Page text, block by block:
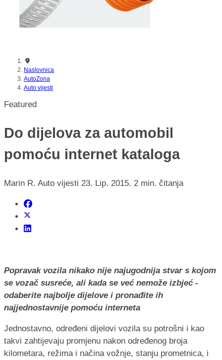
Naslovnica
AutoZona
Auto vijesti
Featured
Do dijelova za automobil
pomoću internet kataloga
Marin R. Auto vijesti 23. Lip. 2015. 2 min. čitanja
Popravak vozila nikako nije najugodnija stvar s kojom
se vozač susreće, ali kada se već nemože izbjeć -
odaberite najbolje dijelove i pronađite ih
najjednostavnije pomoću interneta
Jednostavno, određeni dijelovi vozila su potrošni i kao
takvi zahtijevaju promjenu nakon određenog broja
kilometara, režima i načina vožnje, stanju prometnica, i